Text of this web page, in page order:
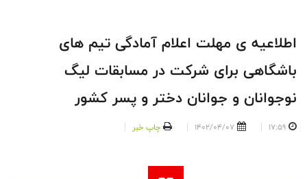
اطلاعیه ی مهلت اعلام آمادگی تیم های
باشگاهی برای شرکت در مسابقات لیگ
نوجوانان و جوانان دختر و پسر کشور
17:59
1402/04/07 چاپ خبر